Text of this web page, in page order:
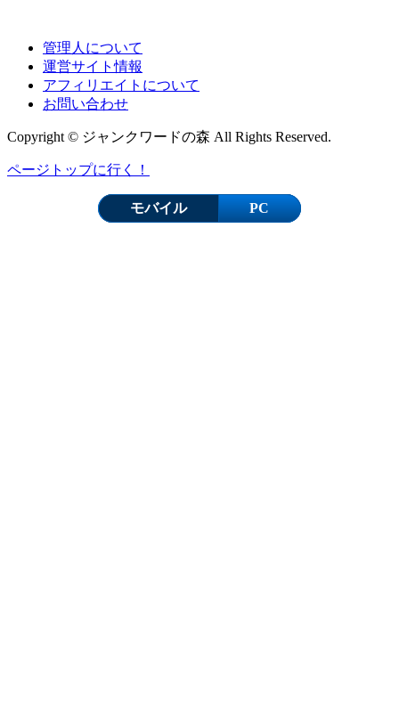
管理人について
運営サイト情報
アフィリエイトについて
お問い合わせ
Copyright © ジャンクワードの森 All Rights Reserved.
ページトップに行く！
モバイル PC